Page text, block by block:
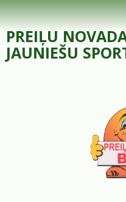
PREIĻU
JAUNIEŠU